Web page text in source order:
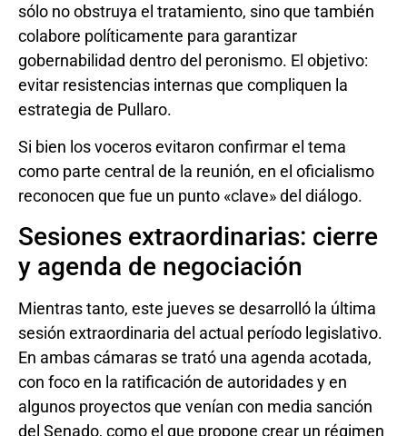
sólo no obstruya el tratamiento, sino que también
colabore políticamente para garantizar
gobernabilidad dentro del peronismo. El objetivo:
evitar resistencias internas que compliquen la
estrategia de Pullaro.
Si bien los voceros evitaron confirmar el tema
como parte central de la reunión, en el oficialismo
reconocen que fue un punto «clave» del diálogo.
Sesiones extraordinarias: cierre
y agenda de negociación
Mientras tanto, este jueves se desarrolló la última
sesión extraordinaria del actual período legislativo.
En ambas cámaras se trató una agenda acotada,
con foco en la ratificación de autoridades y en
algunos proyectos que venían con media sanción
del Senado, como el que propone crear un régimen